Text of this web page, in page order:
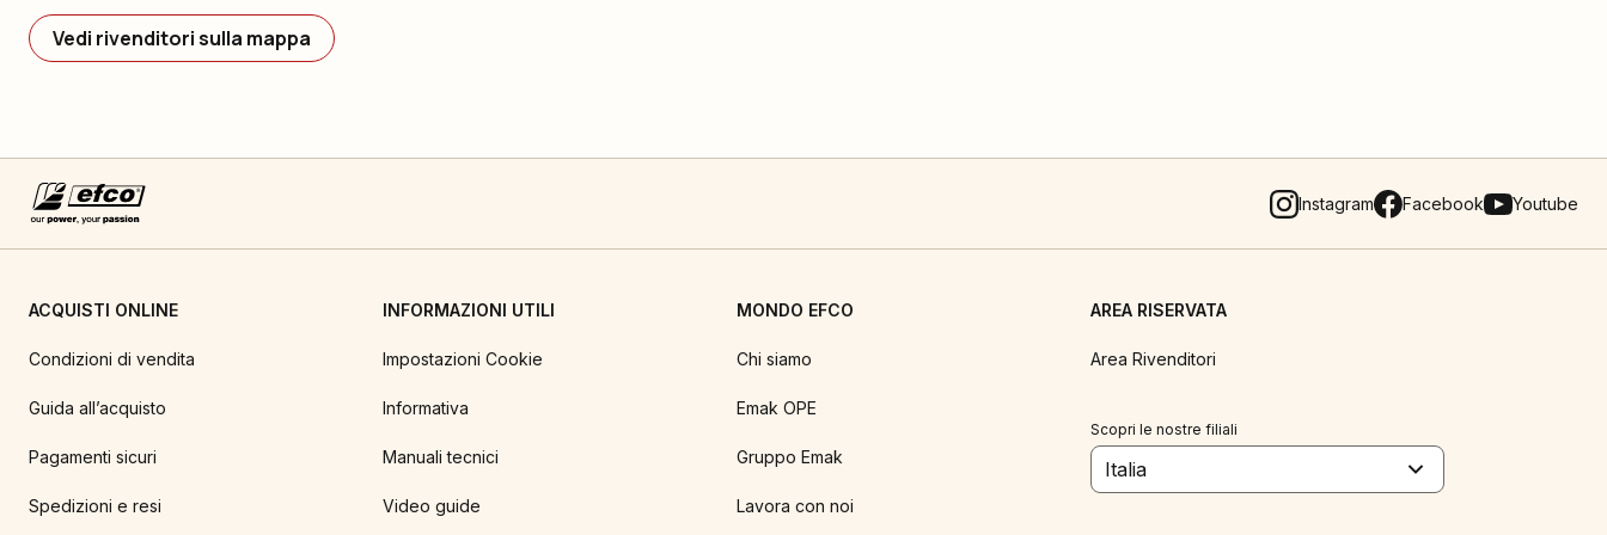
Vedi rivenditori sulla mappa
Instagram Facebook Youtube
ACQUISTI ONLINE
Condizioni di vendita
Guida all’acquisto
Pagamenti sicuri
Spedizioni e resi
INFORMAZIONI UTILI
Impostazioni Cookie
Informativa
Manuali tecnici
Video guide
MONDO EFCO
Chi siamo
Emak OPE
Gruppo Emak
Lavora con noi
AREA RISERVATA
Area Rivenditori
Scopri le nostre filiali
Italia